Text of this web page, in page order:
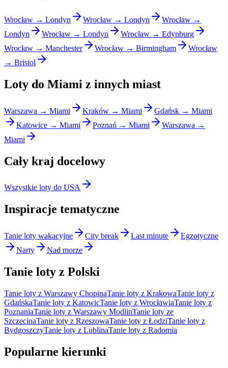
Wrocław → Londyn Wrocław → Londyn
Wrocław →
Londyn
Wrocław → Londyn
Wrocław → Edynburg
Wrocław → Manchester
Wrocław → Birmingham
Wrocław
→ Bristol
Loty do Miami z innych miast
Warszawa → Miami Kraków → Miami
Gdańsk → Miami
Katowice → Miami
Poznań → Miami
Warszawa →
Miami
Cały kraj docelowy
Wszystkie loty do USA
Inspiracje tematyczne
Tanie loty wakacyjne City break Last minute
Egzotyczne
Narty
Nad morze
Tanie loty z Polski
Tanie loty z Warszawy ChopinaTanie loty z KrakowaTanie loty z
GdańskaTanie loty z KatowicTanie loty z WrocławiaTanie loty z
PoznaniaTanie loty z Warszawy ModlinTanie loty ze
SzczecinaTanie loty z RzeszowaTanie loty z ŁodziTanie loty z
BydgoszczyTanie loty z LublinaTanie loty z Radomia
Popularne kierunki